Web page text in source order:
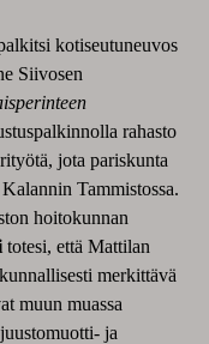
kotiseutuneuvos
Siivosen
rahasto
jota pariskunta
Tammistossa.
hoitokunnan
totesi, että Mattilan
merkittävä
muun muassa
ja